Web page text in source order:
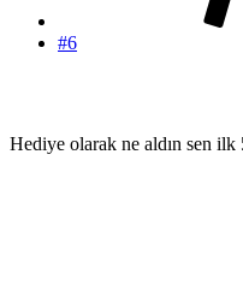
#6
Hediye olarak ne aldın sen